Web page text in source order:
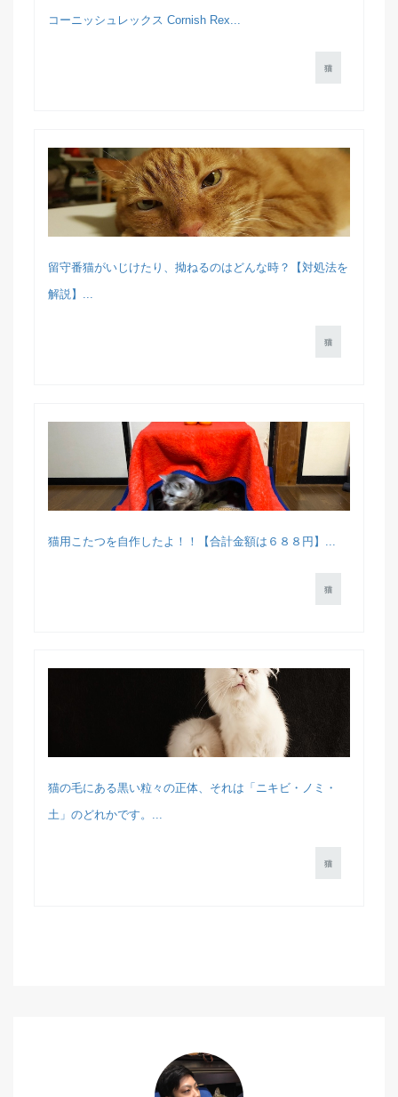
コーニッシュレックス Cornish Rex...
猫
留守番猫がいじけたり、拗ねるのはどんな時？【対処法を
解説】...
猫
猫用こたつを自作したよ！！【合計金額は６８８円】...
猫
猫の毛にある黒い粒々の正体、それは「ニキビ・ノミ・
土」のどれかです。...
猫